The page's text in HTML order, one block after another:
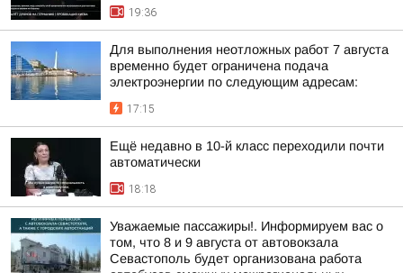
19:36
Для выполнения неотложных работ 7 августа
временно будет ограничена подача
электроэнергии по следующим адресам:
17:15
Ещё недавно в 10-й класс переходили почти
автоматически
18:18
Уважаемые пассажиры!. Информируем вас о
том, что 8 и 9 августа от автовокзала
Севастополь будет организована работа